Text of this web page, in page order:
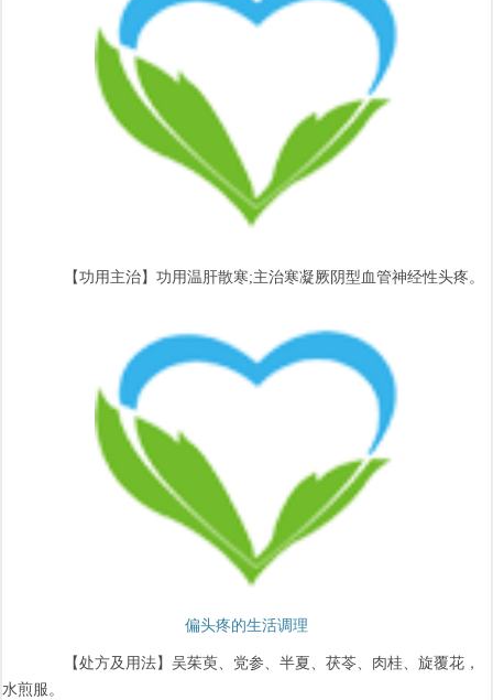
【功用主治】功用温肝散寒;主治寒凝厥阴型血管神经性头疼。
偏头疼的生活调理
【处方及用法】吴茱萸、党参、半夏、茯苓、肉桂、旋覆花，
水煎服。